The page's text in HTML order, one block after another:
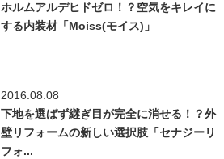
ホルムアルデヒドゼロ！？空気をキレイに
する内装材「Moiss(モイス)」
2016.08.08
下地を選ばず継ぎ目が完全に消せる！？外
壁リフォームの新しい選択肢「セナジーリ
フォ...